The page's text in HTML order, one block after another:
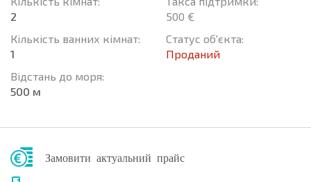
2
Кількість ванних кімнат:
1
Відстань до моря:
500 м
500 €
Статус об'єкта:
Проданий
Замовити актуальний прайс